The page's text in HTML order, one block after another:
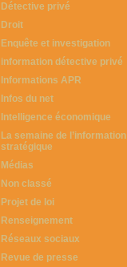
Détective privé
Droit
Enquête et investigation
information détective privé
Informations APR
Infos du net
Intelligence économique
La semaine de l’information
stratégique
Médias
Non classé
Projet de loi
Renseignement
Réseaux sociaux
Revue de presse